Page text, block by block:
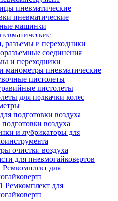
пневматические
пневматические
машинки
разъемы и переходники
соединения
и переходники
манометры пневматические
пистолеты
пистолеты
для подкачки колес
подготовки воздуха
воздуха
и лубрикаторы для
очистки воздуха
для пневмогайковертов
Ремкомплект для
Ремкомплект для